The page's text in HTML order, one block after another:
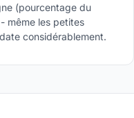
(pourcentage du
même les petites
considérablement.